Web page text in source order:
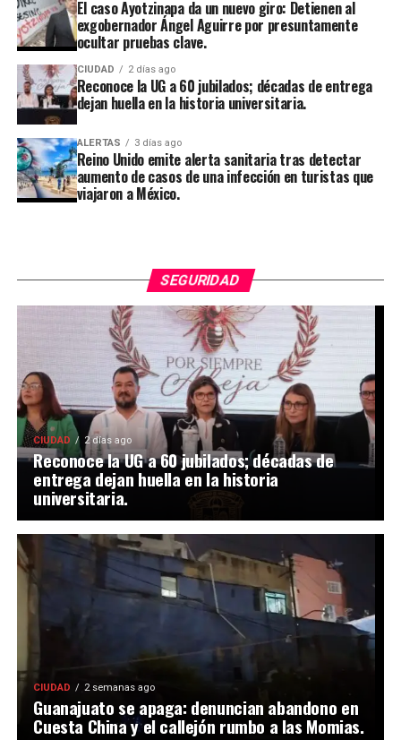
El caso Ayotzinapa da un nuevo giro: Detienen al
exgobernador Ángel Aguirre por presuntamente
ocultar pruebas clave.
CIUDAD 2 días ago
Reconoce la UG a 60 jubilados; décadas de entrega
dejan huella en la historia universitaria.
ALERTAS 3 días ago
Reino Unido emite alerta sanitaria tras detectar
aumento de casos de una infección en turistas que
viajaron a México.
SEGURIDAD
CIUDAD 2 días ago
Reconoce la UG a 60 jubilados; décadas de
entrega dejan huella en la historia
universitaria.
CIUDAD 2 semanas ago
Guanajuato se apaga: denuncian abandono en
Cuesta China y el callejón rumbo a las Momias.